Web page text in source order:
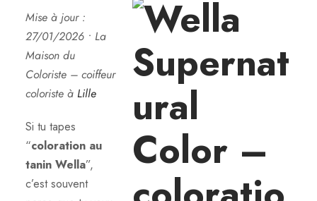
Mise à jour :
27/01/2026 • La
Maison du
Coloriste – coiffeur
coloriste à Lille
Si tu tapes
“coloration au
tanin Wella”,
c’est souvent